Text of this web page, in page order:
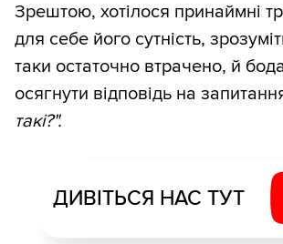
Зрештою, хотілося принаймні
для себе його сутність,
таки остаточно втрачено, й
осягнути відповідь на
такі?".
ДИВІТЬСЯ НАС ТУТ